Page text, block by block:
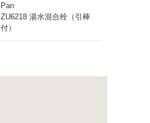
Pan
ZU6218 湯水混合栓（引棒
付）